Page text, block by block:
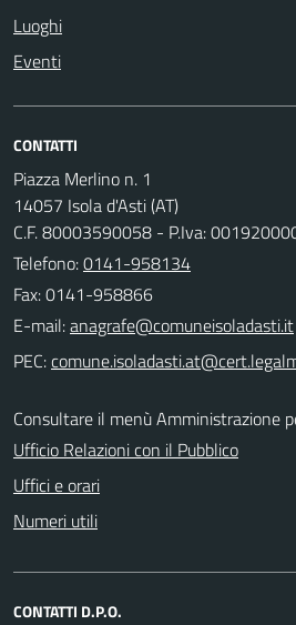
Luoghi
Eventi
CONTATTI
Piazza Merlino n. 1
14057 Isola d'Asti (AT)
C.F. 80003590058 - P.Iva:
Telefono:0141-958134
Fax: 0141-958866
E-mail:
PEC:
Consultare il menù Amministrazione
Ufficio Relazioni con il Pubblico
Uffici e orari
Numeri utili
CONTATTI D.P.O.